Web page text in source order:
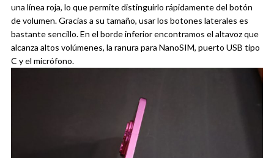
una línea roja, lo que permite distinguirlo rápidamente del botón
de volumen. Gracias a su tamaño, usar los botones laterales es
bastante sencillo. En el borde inferior encontramos el altavoz que
alcanza altos volúmenes, la ranura para NanoSIM, puerto USB tipo
C y el micrófono.